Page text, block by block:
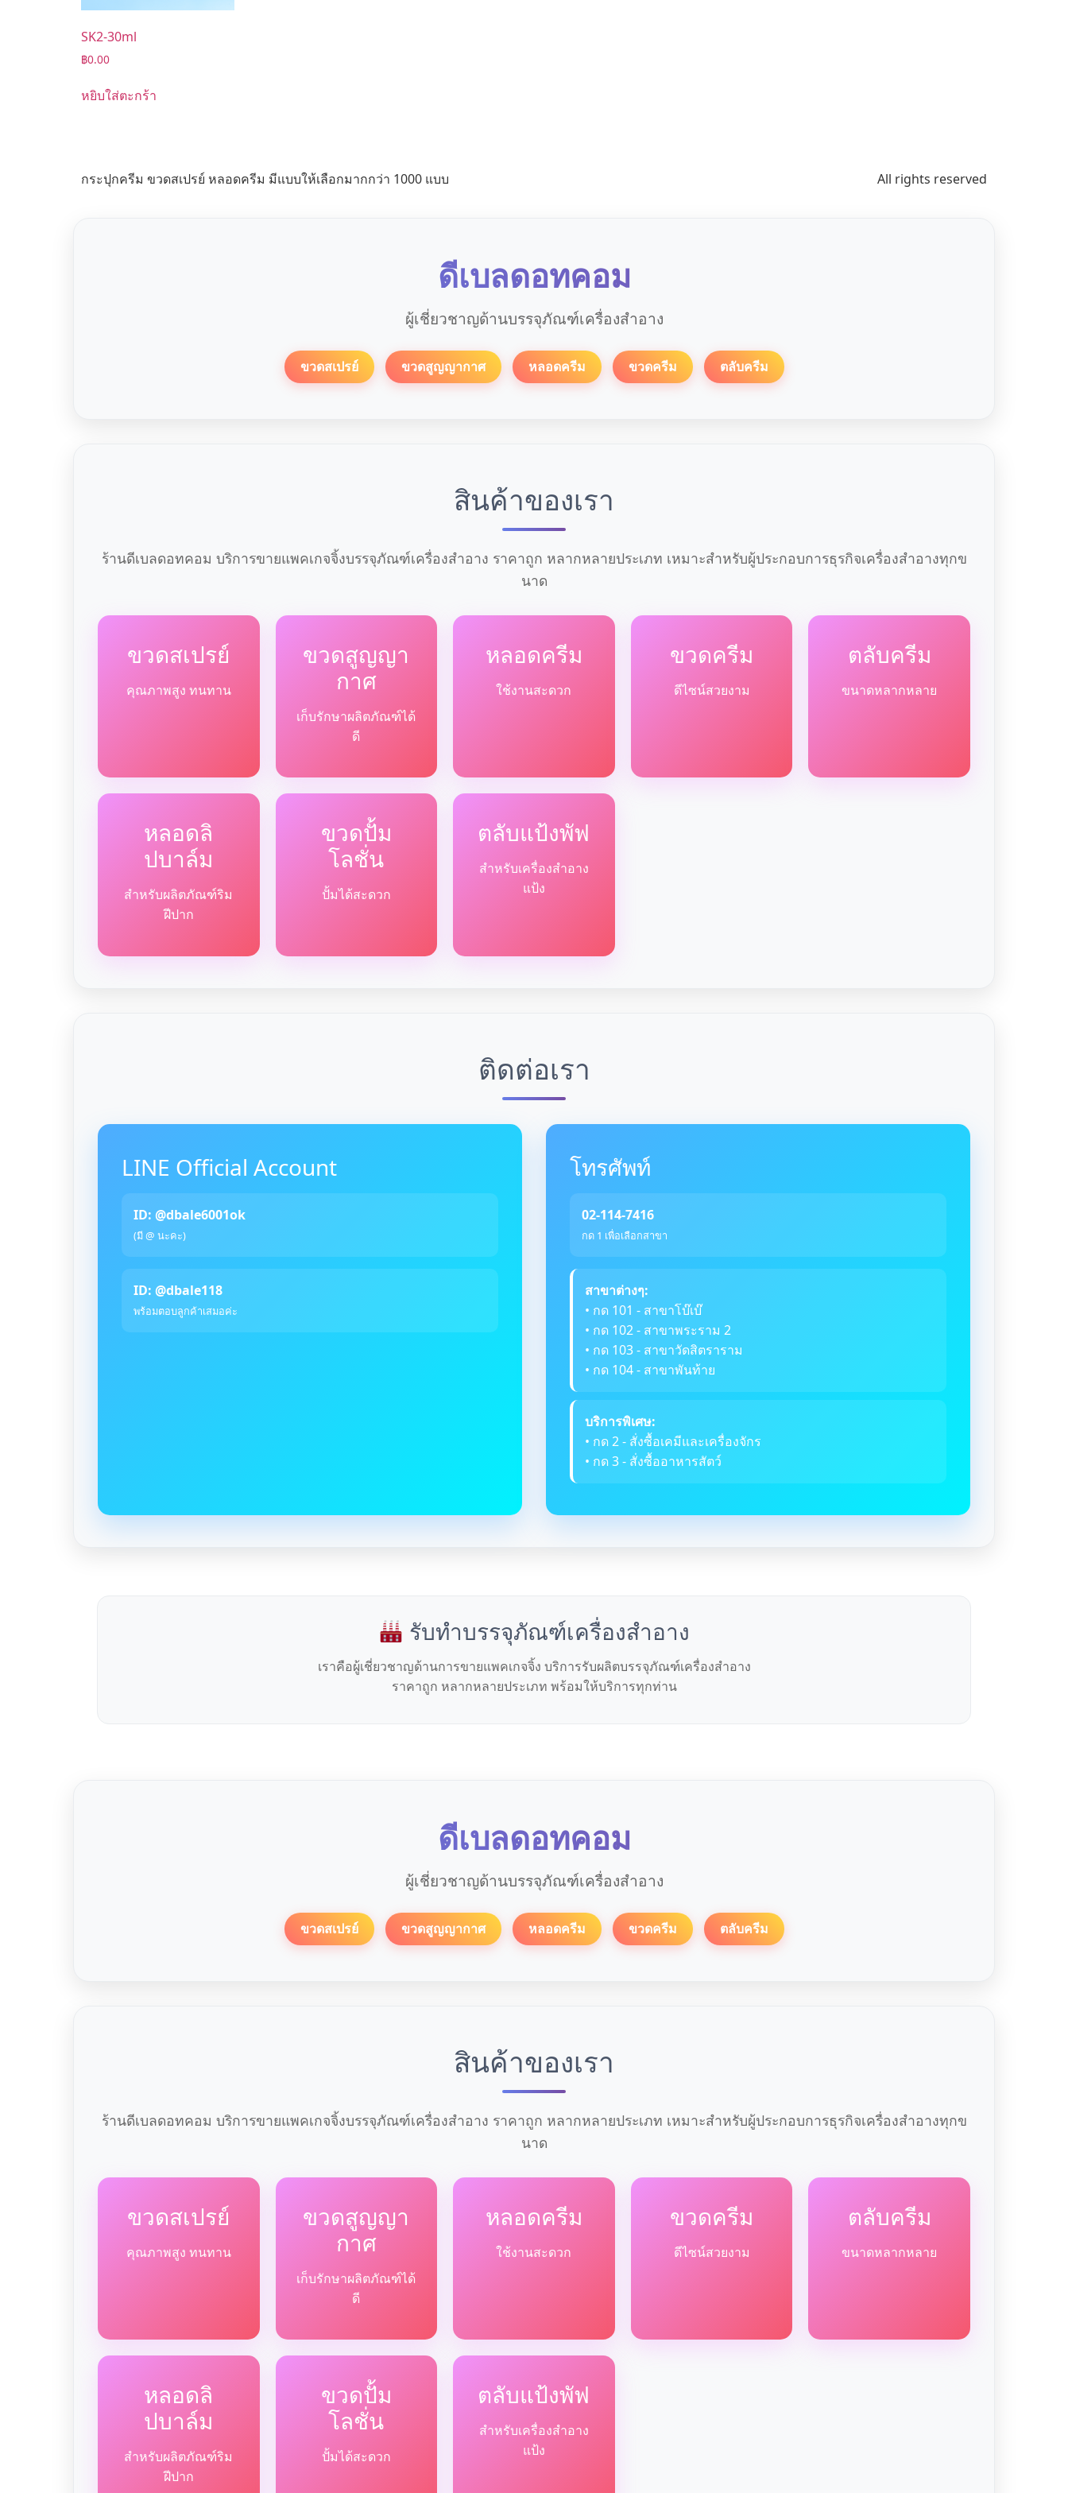
SK2-30ml
฿0.00
หยิบใส่ตะกร้า
กระปุกครีม ขวดสเปรย์ หลอดครีม มีแบบให้เลือกมากกว่า 1000 แบบ All rights reserved
ดีเบลดอทคอม
ผู้เชี่ยวชาญด้านบรรจุภัณฑ์เครื่องสำอาง
ขวดสเปรย์ ขวดสูญญากาศ หลอดครีม ขวดครีม ตลับครีม
สินค้าของเรา
ร้านดีเบลดอทคอม บริการขายแพคเกจจิ้งบรรจุภัณฑ์เครื่องสำอาง ราคาถูก หลากหลายประเภท เหมาะสำหรับผู้ประกอบการธุรกิจเครื่องสำอางทุกข
นาด
ขวดสเปรย์
คุณภาพสูง ทนทาน
ขวดสูญญา
กาศ
เก็บรักษาผลิตภัณฑ์ได้
ดี
หลอดครีม
ใช้งานสะดวก
ขวดครีม
ดีไซน์สวยงาม
ตลับครีม
ขนาดหลากหลาย
หลอดลิ
ปบาล์ม
สำหรับผลิตภัณฑ์ริม
ฝีปาก
ขวดปั้ม
โลชั่น
ปั้มได้สะดวก
ตลับแป้งพัฟ
สำหรับเครื่องสำอาง
แป้ง
ติดต่อเรา
LINE Official Account
ID: @dbale6001ok
(มี @ นะคะ)
ID: @dbale118
พร้อมตอบลูกค้าเสมอค่ะ
โทรศัพท์
02-114-7416
กด 1 เพื่อเลือกสาขา
สาขาต่างๆ:
• กด 101 - สาขาโบ๊เบ๊
• กด 102 - สาขาพระราม 2
• กด 103 - สาขาวัดสิตราราม
• กด 104 - สาขาพันท้าย
บริการพิเศษ:
• กด 2 - สั่งซื้อเคมีและเครื่องจักร
• กด 3 - สั่งซื้ออาหารสัตว์
รับทำบรรจุภัณฑ์เครื่องสำอาง
เราคือผู้เชี่ยวชาญด้านการขายแพคเกจจิ้ง บริการรับผลิตบรรจุภัณฑ์เครื่องสำอาง
ราคาถูก หลากหลายประเภท พร้อมให้บริการทุกท่าน
ดีเบลดอทคอม
ผู้เชี่ยวชาญด้านบรรจุภัณฑ์เครื่องสำอาง
ขวดสเปรย์ ขวดสูญญากาศ หลอดครีม ขวดครีม ตลับครีม
สินค้าของเรา
ร้านดีเบลดอทคอม บริการขายแพคเกจจิ้งบรรจุภัณฑ์เครื่องสำอาง ราคาถูก หลากหลายประเภท เหมาะสำหรับผู้ประกอบการธุรกิจเครื่องสำอางทุกข
นาด
ขวดสเปรย์
คุณภาพสูง ทนทาน
ขวดสูญญา
กาศ
เก็บรักษาผลิตภัณฑ์ได้
ดี
หลอดครีม
ใช้งานสะดวก
ขวดครีม
ดีไซน์สวยงาม
ตลับครีม
ขนาดหลากหลาย
หลอดลิ
ปบาล์ม
สำหรับผลิตภัณฑ์ริม
ฝีปาก
ขวดปั้ม
โลชั่น
ปั้มได้สะดวก
ตลับแป้งพัฟ
สำหรับเครื่องสำอาง
แป้ง